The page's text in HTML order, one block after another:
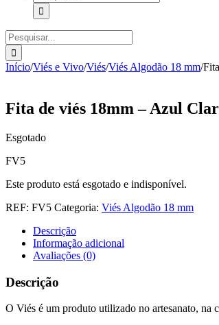
Pesquisar
Início/Viés e Vivo/Viés/Viés Algodão 18 mm/
Fita de viés 18mm – Azul
Esgotado
FV5
Este produto está esgotado e indisponível.
REF: FV5 Categoria: Viés Algodão 18 mm
Descrição
Informação adicional
Avaliações (0)
Descrição
O Viés é um produto utilizado no artesanato, na